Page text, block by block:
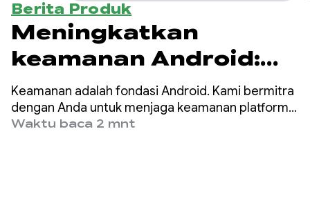
Berita Produk
Meningkatkan
keamanan Android:
Mencegah malware
mengintip data
Keamanan adalah fondasi Android. Kami bermitra
dengan Anda untuk menjaga keamanan platform
dan melindungi data pengguna dengan
Waktu baca 2 mnt